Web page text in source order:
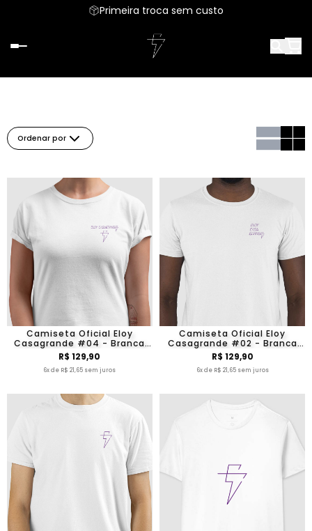
Primeira troca sem custo
Ordenar por
Camiseta Oficial Eloy
Casagrande #04 - Branca
Manga Curta
R$ 129,90
6x de R$ 21,65 sem juros
Camiseta Oficial Eloy
Casagrande #02 - Branca
Manga Curta
R$ 129,90
6x de R$ 21,65 sem juros